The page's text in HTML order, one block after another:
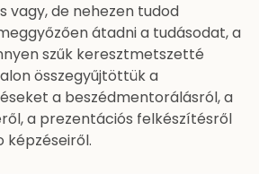
E
vagy, de nehezen tudod
átadni a tudásodat, a
szűk keresztmetszetté
összegyűjtöttük a
a beszédmentorálásról, a
a prezentációs felkészítésről
képzéseiről.